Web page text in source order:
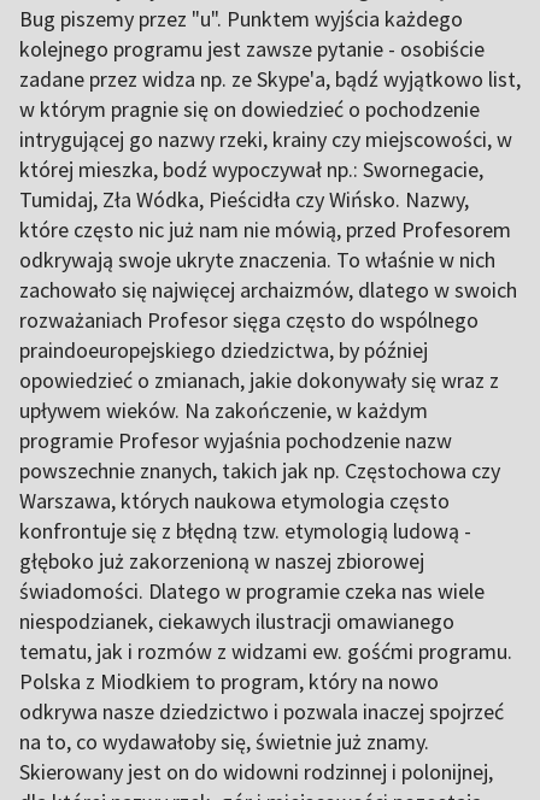
Bug piszemy przez "u". Punktem wyjścia każdego
kolejnego programu jest zawsze pytanie - osobiście
zadane przez widza np. ze Skype'a, bądź wyjątkowo list,
w którym pragnie się on dowiedzieć o pochodzenie
intrygującej go nazwy rzeki, krainy czy miejscowości, w
której mieszka, bodź wypoczywał np.: Swornegacie,
Tumidaj, Zła Wódka, Pieścidła czy Wińsko. Nazwy,
które często nic już nam nie mówią, przed Profesorem
odkrywają swoje ukryte znaczenia. To właśnie w nich
zachowało się najwięcej archaizmów, dlatego w swoich
rozważaniach Profesor sięga często do wspólnego
praindoeuropejskiego dziedzictwa, by później
opowiedzieć o zmianach, jakie dokonywały się wraz z
upływem wieków. Na zakończenie, w każdym
programie Profesor wyjaśnia pochodzenie nazw
powszechnie znanych, takich jak np. Częstochowa czy
Warszawa, których naukowa etymologia często
konfrontuje się z błędną tzw. etymologią ludową -
głęboko już zakorzenioną w naszej zbiorowej
świadomości. Dlatego w programie czeka nas wiele
niespodzianek, ciekawych ilustracji omawianego
tematu, jak i rozmów z widzami ew. gośćmi programu.
Polska z Miodkiem to program, który na nowo
odkrywa nasze dziedzictwo i pozwala inaczej spojrzeć
na to, co wydawałoby się, świetnie już znamy.
Skierowany jest on do widowni rodzinnej i polonijnej,